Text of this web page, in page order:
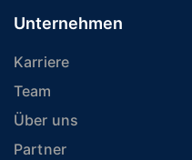
Unternehmen
Karriere
Team
Über uns
Partner